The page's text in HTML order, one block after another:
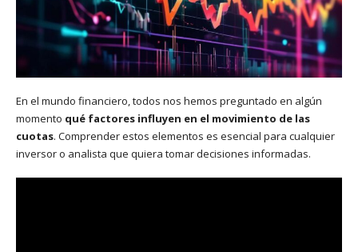
En el mundo financiero, todos nos hemos preguntado en algún
momento qué factores influyen en el movimiento de las
cuotas. Comprender estos elementos es esencial para cualquier
inversor o analista que quiera tomar decisiones informadas.